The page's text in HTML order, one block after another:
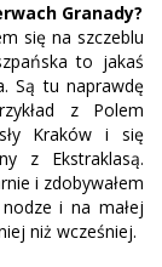
Granady?
się na szczeblu
to jakaś
Są tu naprawdę
z Polem
Kraków i się
z Ekstraklasą.
i zdobywałem
i na małej
niż wcześniej.